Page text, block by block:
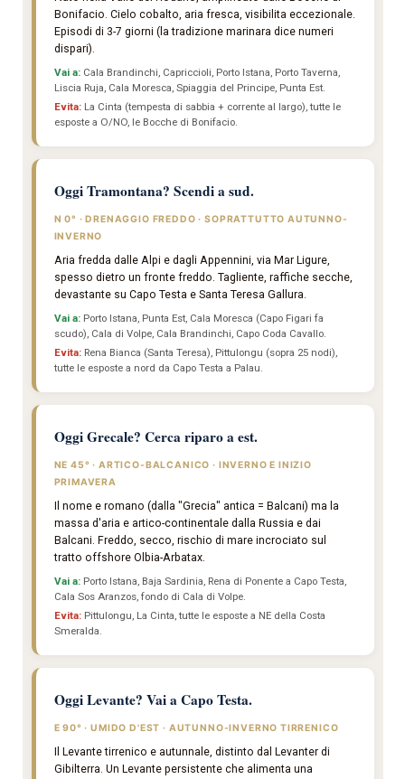
Bonifacio. Cielo cobalto, aria fresca, visibilita eccezionale.
Episodi di 3-7 giorni (la tradizione marinara dice numeri
dispari).
Vai a:Cala Brandinchi, Capriccioli, Porto Istana, Porto Taverna,
Liscia Ruja, Cala Moresca, Spiaggia del Principe, Punta Est.
Evita:La Cinta (tempesta di sabbia + corrente al largo), tutte le
esposte a O/NO, le Bocche di Bonifacio.
Oggi Tramontana? Scendi a sud.
N 0° · DRENAGGIO FREDDO · SOPRATTUTTO AUTUNNO-
INVERNO
Aria fredda dalle Alpi e dagli Appennini, via Mar Ligure,
spesso dietro un fronte freddo. Tagliente, raffiche secche,
devastante su Capo Testa e Santa Teresa Gallura.
Vai a:Porto Istana, Punta Est, Cala Moresca (Capo Figari fa
scudo), Cala di Volpe, Cala Brandinchi, Capo Coda Cavallo.
Evita:Rena Bianca (Santa Teresa), Pittulongu (sopra 25 nodi),
tutte le esposte a nord da Capo Testa a Palau.
Oggi Grecale? Cerca riparo a est.
NE 45° · ARTICO-BALCANICO · INVERNO E INIZIO
PRIMAVERA
Il nome e romano (dalla "Grecia" antica = Balcani) ma la
massa d'aria e artico-continentale dalla Russia e dai
Balcani. Freddo, secco, rischio di mare incrociato sul
tratto offshore Olbia-Arbatax.
Vai a:Porto Istana, Baja Sardinia, Rena di Ponente a Capo Testa,
Cala Sos Aranzos, fondo di Cala di Volpe.
Evita:Pittulongu, La Cinta, tutte le esposte a NE della Costa
Smeralda.
Oggi Levante? Vai a Capo Testa.
E 90° · UMIDO D'EST · AUTUNNO-INVERNO TIRRENICO
Il Levante tirrenico e autunnale, distinto dal Levanter di
Gibilterra. Un Levante persistente che alimenta una